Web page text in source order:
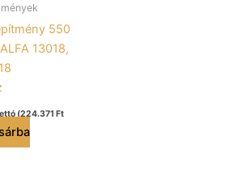
550
13018,
(224.371 Ft